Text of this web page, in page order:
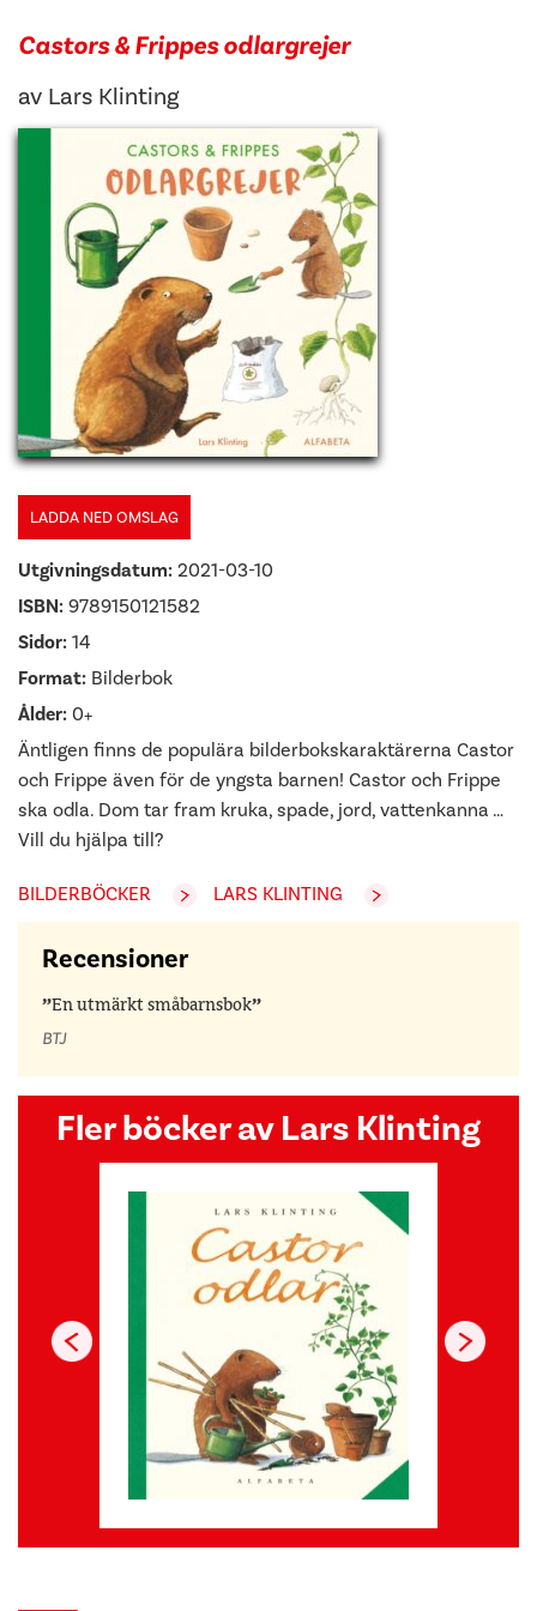
Castors & Frippes odlargrejer
av Lars Klinting
LADDA NED OMSLAG
Utgivningsdatum: 2021-03-10
ISBN: 9789150121582
Sidor: 14
Format: Bilderbok
Ålder: 0+
Äntligen finns de populära bilderboks­karaktärerna Castor
och Frippe även för de yngsta barnen! Castor och Frippe
ska odla. Dom tar fram kruka, spade, jord, vattenkanna …
Vill du hjälpa till?
BILDERBÖCKER LARS KLINTING
Recensioner
En utmärkt småbarnsbok
BTJ
Fler böcker av Lars Klinting